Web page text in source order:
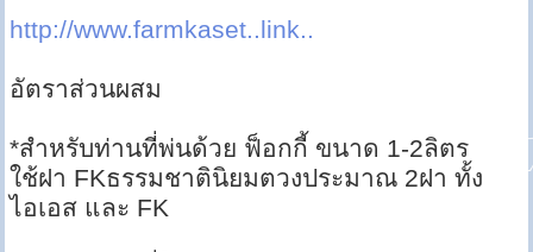
http://www.farmkaset..link..
อัตราส่วนผสม
*สำหรับท่านที่พ่นด้วย ฟ็อกกี้ ขนาด 1-2ลิตร
ใช้ฝา FKธรรมชาตินิยมตวงประมาณ 2ฝา ทั้ง
ไอเอส และ FK